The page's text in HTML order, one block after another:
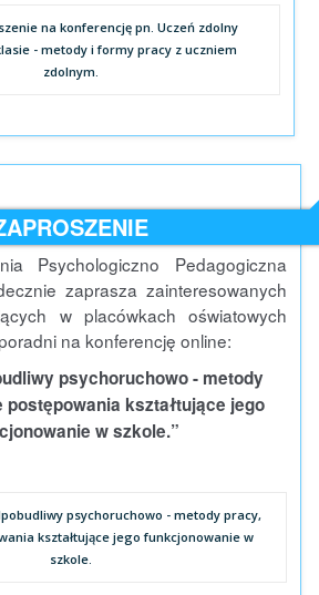
na konferencję pn. Uczeń zdolny
- metody i formy pracy z uczniem
zdolnym.
Psychologiczno Pedagogiczna
zaprasza zainteresowanych
w placówkach oświatowych
na konferencję online:
psychoruchowo - metody
postępowania kształtujące jego
w szkole.”
psychoruchowo - metody pracy,
kształtujące jego funkcjonowanie w
szkole.